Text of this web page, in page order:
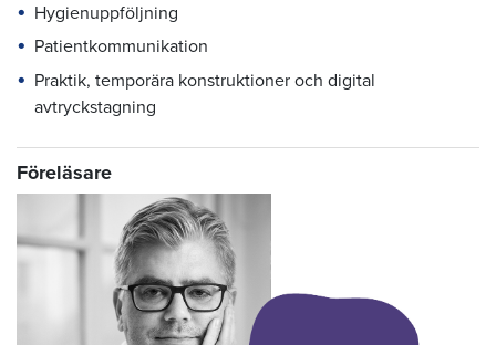
Hygienuppföljning
Patientkommunikation
Praktik, temporära konstruktioner och digital
avtryckstagning
Föreläsare